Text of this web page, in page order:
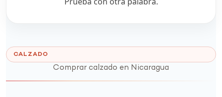
CALZADO
Comprar calzado en Nicaragua